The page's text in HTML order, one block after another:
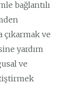
bağlantılı
ve
yardım
ve